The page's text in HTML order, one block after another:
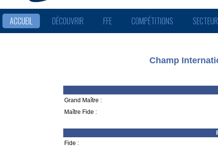
ACCUEIL DÉCOUVRIR FFE COMPÉTITIONS
Champ
Grand Maître :
Maître Fide :
Fide :